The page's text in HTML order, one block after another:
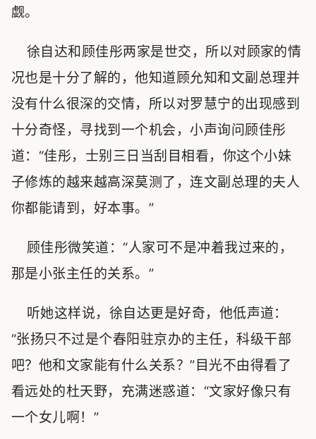
觑。
徐自达和顾佳彤两家是世交，所以对顾家的情
况也是十分了解的，他知道顾允知和文副总理并
没有什么很深的交情，所以对罗慧宁的出现感到
十分奇怪，寻找到一个机会，小声询问顾佳彤
道：“佳彤，士别三日当刮目相看，你这个小妹
子修炼的越来越高深莫测了，连文副总理的夫人
你都能请到，好本事。”
顾佳彤微笑道：“人家可不是冲着我过来的，
那是小张主任的关系。”
听她这样说，徐自达更是好奇，他低声道：
“张扬只不过是个春阳驻京办的主任，科级干部
吧？他和文家能有什么关系？”目光不由得看了
看远处的杜天野，充满迷惑道：“文家好像只有
一个女儿啊！”